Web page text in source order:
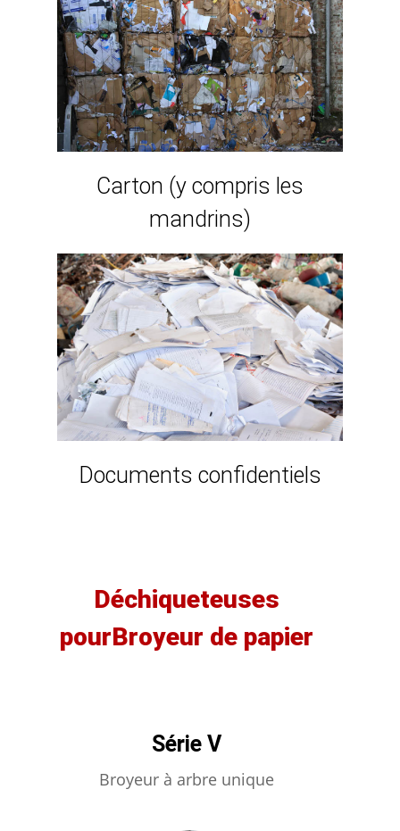
Carton (y compris les
mandrins)
Documents confidentiels
Déchiqueteuses
pourBroyeur de papier
Série V
Broyeur à arbre unique